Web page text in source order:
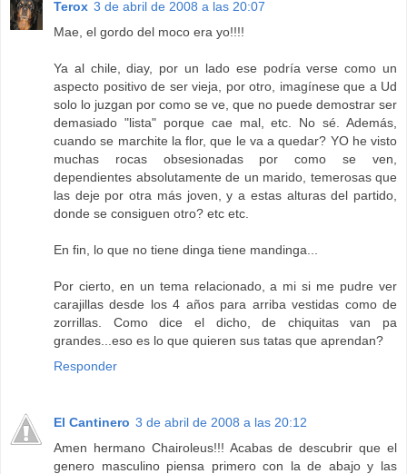
Terox 3 de abril de 2008 a las 20:07
Mae, el gordo del moco era yo!!!!
Ya al chile, diay, por un lado ese podría verse como un
aspecto positivo de ser vieja, por otro, imagínese que a Ud
solo lo juzgan por como se ve, que no puede demostrar ser
demasiado "lista" porque cae mal, etc. No sé. Además,
cuando se marchite la flor, que le va a quedar? YO he visto
muchas rocas obsesionadas por como se ven,
dependientes absolutamente de un marido, temerosas que
las deje por otra más joven, y a estas alturas del partido,
donde se consiguen otro? etc etc.
En fin, lo que no tiene dinga tiene mandinga...
Por cierto, en un tema relacionado, a mi si me pudre ver
carajillas desde los 4 años para arriba vestidas como de
zorrillas. Como dice el dicho, de chiquitas van pa
grandes...eso es lo que quieren sus tatas que aprendan?
Responder
El Cantinero 3 de abril de 2008 a las 20:12
Amen hermano Chairoleus!!! Acabas de descubrir que el
genero masculino piensa primero con la de abajo y las